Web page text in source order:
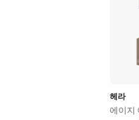
헤라
에이지